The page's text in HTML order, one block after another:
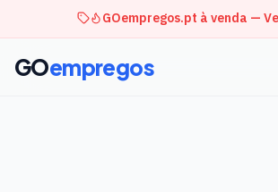
GOempregos.pt à venda —
GOempregos